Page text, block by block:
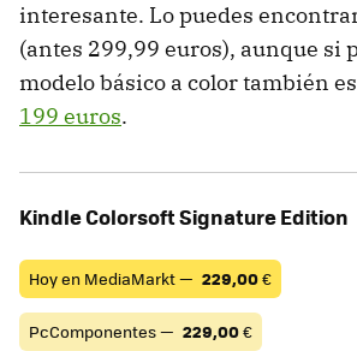
interesante. Lo puedes
(antes 299,99 euros), aunque si
modelo básico a color también
199 euros.
Kindle Colorsoft Signature Edition
Hoy en MediaMarkt — 229,00€
PcComponentes — 229,00€